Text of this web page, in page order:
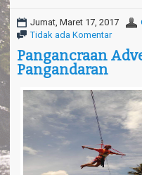
Jumat, Maret 17, 2017
Tidak ada Komentar
Pangancraan
Pangandaran